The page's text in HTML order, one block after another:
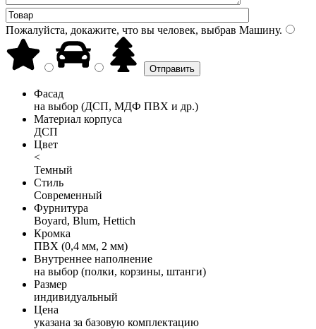
Пожалуйста, докажите, что вы человек, выбрав Машину.
Фасад
на выбор (ДСП, МДФ ПВХ и др.)
Материал корпуса
ДСП
Цвет
<
Темный
Стиль
Современный
Фурнитура
Boyard, Blum, Hettich
Кромка
ПВХ (0,4 мм, 2 мм)
Внутреннее наполнение
на выбор (полки, корзины, штанги)
Размер
индивидуальный
Цена
указана за базовую комплектацию